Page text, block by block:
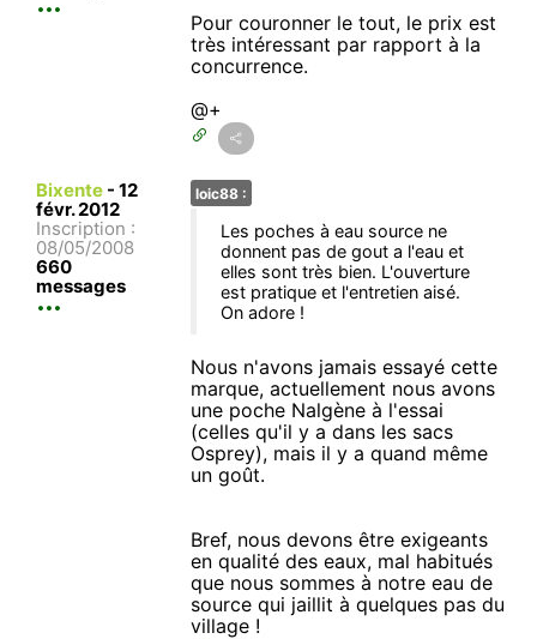
Pour couronner le tout, le prix est
très intéressant par rapport à la
concurrence.
@+
Bixente - 12
févr. 2012
Inscription :
08/05/2008
660
messages
loic88 :
Les poches à eau source ne
donnent pas de gout a l'eau et
elles sont très bien. L'ouverture
est pratique et l'entretien aisé.
On adore !
Nous n'avons jamais essayé cette
marque, actuellement nous avons
une poche Nalgène à l'essai
(celles qu'il y a dans les sacs
Osprey), mais il y a quand même
un goût.
Bref, nous devons être exigeants
en qualité des eaux, mal habitués
que nous sommes à notre eau de
source qui jaillit à quelques pas du
village !